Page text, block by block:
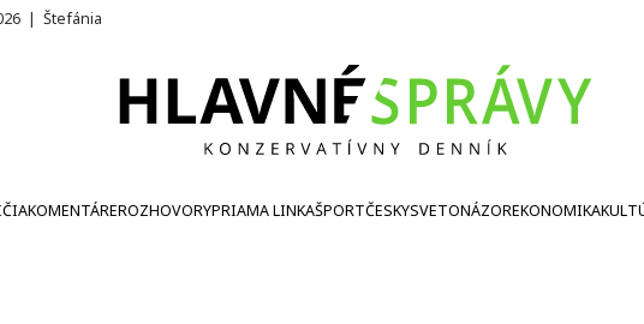
| Štefánia
KOMENTÁREROZHOVORYPRIAMA LINKAŠPORTČESKYSVETONÁZOREKONOMIKA